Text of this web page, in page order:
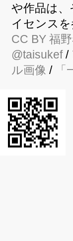
や作品は
イセンスを
CC BY 福
@taisukef/
ル画像 /